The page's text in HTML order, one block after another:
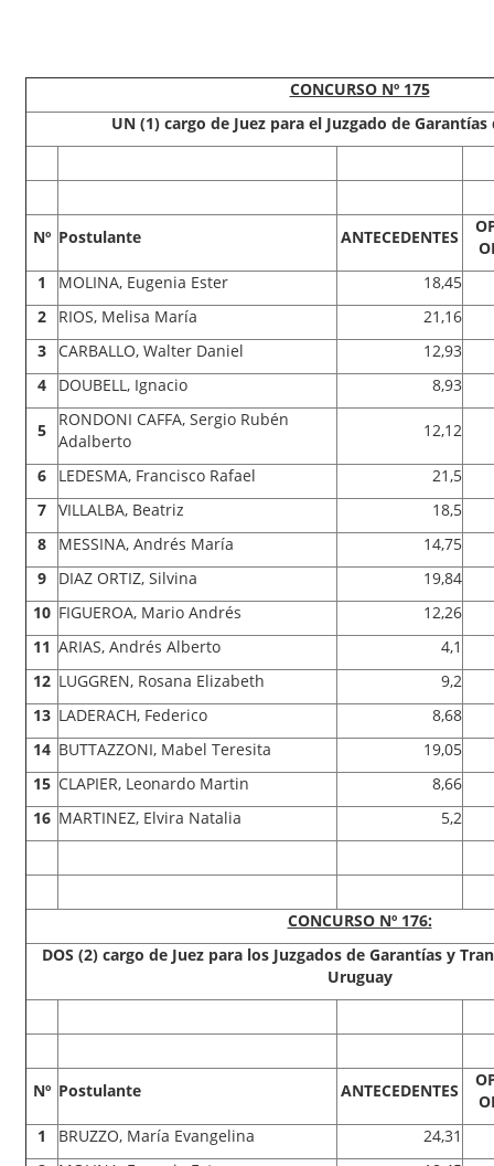
CONCURSO Nº 175
UN (1) cargo de Juez para el Juzgado de
Nº Postulante ANTECEDENTES
1
MOLINA, Eugenia Ester
18,45
2
RIOS, Melisa María
21,16
3
CARBALLO, Walter Daniel
12,93
4
DOUBELL, Ignacio 8,93
5
RONDONI CAFFA, Sergio Rubén
Adalberto
12,12
6 LEDESMA, Francisco Rafael
21,5
7 VILLALBA, Beatriz
18,5
8
MESSINA, Andrés María
14,75
9
DIAZ ORTIZ, Silvina
19,84
10 FIGUEROA, Mario Andrés
12,26
11 ARIAS, Andrés Alberto
4,1
12 LUGGREN, Rosana Elizabeth
9,2
13 LADERACH, Federico
8,68
14 BUTTAZZONI, Mabel Teresita
19,05
15 CLAPIER, Leonardo Martin
8,66
16 MARTINEZ, Elvira Natalia 5,2
CONCURSO Nº 176:
DOS (2) cargo de Juez para los Juzgados de Garantías y
Uruguay
Nº Postulante ANTECEDENTES
1
BRUZZO, María Evangelina
24,31